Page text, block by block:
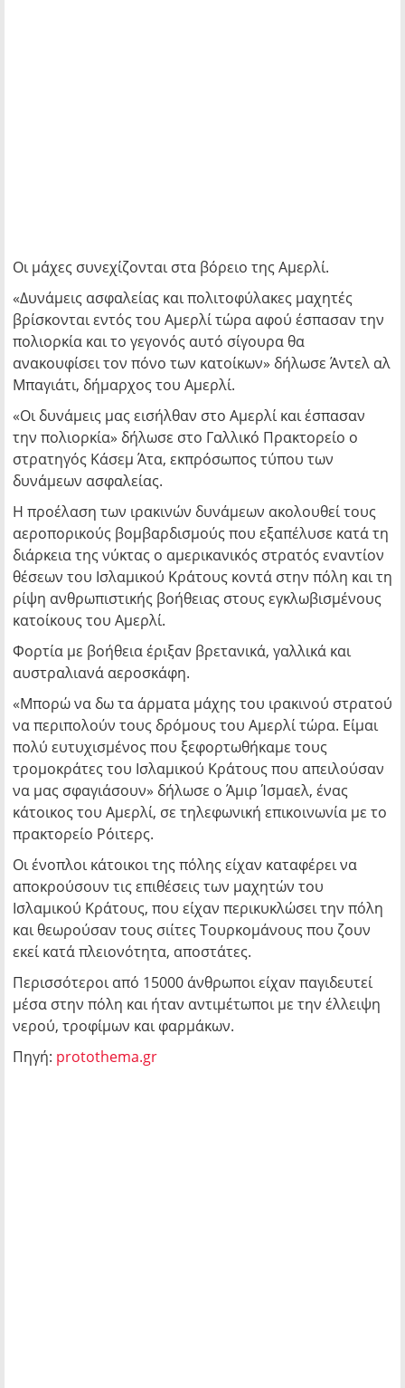
Οι μάχες συνεχίζονται στα βόρειο της Αμερλί.
«Δυνάμεις ασφαλείας και πολιτοφύλακες μαχητές
βρίσκονται εντός του Αμερλί τώρα αφού έσπασαν την
πολιορκία και το γεγονός αυτό σίγουρα θα
ανακουφίσει τον πόνο των κατοίκων» δήλωσε Άντελ αλ
Μπαγιάτι, δήμαρχος του Αμερλί.
«Οι δυνάμεις μας εισήλθαν στο Αμερλί και έσπασαν
την πολιορκία» δήλωσε στο Γαλλικό Πρακτορείο ο
στρατηγός Κάσεμ Άτα, εκπρόσωπος τύπου των
δυνάμεων ασφαλείας.
Η προέλαση των ιρακινών δυνάμεων ακολουθεί τους
αεροπορικούς βομβαρδισμούς που εξαπέλυσε κατά τη
διάρκεια της νύκτας ο αμερικανικός στρατός εναντίον
θέσεων του Ισλαμικού Κράτους κοντά στην πόλη και τη
ρίψη ανθρωπιστικής βοήθειας στους εγκλωβισμένους
κατοίκους του Αμερλί.
Φορτία με βοήθεια έριξαν βρετανικά, γαλλικά και
αυστραλιανά αεροσκάφη.
«Μπορώ να δω τα άρματα μάχης του ιρακινού στρατού
να περιπολούν τους δρόμους του Αμερλί τώρα. Είμαι
πολύ ευτυχισμένος που ξεφορτωθήκαμε τους
τρομοκράτες του Ισλαμικού Κράτους που απειλούσαν
να μας σφαγιάσουν» δήλωσε ο Άμιρ Ίσμαελ, ένας
κάτοικος του Αμερλί, σε τηλεφωνική επικοινωνία με το
πρακτορείο Ρόιτερς.
Οι ένοπλοι κάτοικοι της πόλης είχαν καταφέρει να
αποκρούσουν τις επιθέσεις των μαχητών του
Ισλαμικού Κράτους, που είχαν περικυκλώσει την πόλη
και θεωρούσαν τους σιίτες Τουρκομάνους που ζουν
εκεί κατά πλειονότητα, αποστάτες.
Περισσότεροι από 15000 άνθρωποι είχαν παγιδευτεί
μέσα στην πόλη και ήταν αντιμέτωποι με την έλλειψη
νερού, τροφίμων και φαρμάκων.
Πηγή: protothema.gr